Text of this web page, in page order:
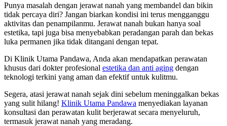
Punya masalah dengan jerawat nanah yang membandel dan bikin
tidak percaya diri? Jangan biarkan kondisi ini terus mengganggu
aktivitas dan penampilanmu. Jerawat nanah bukan hanya soal
estetika, tapi juga bisa menyebabkan peradangan parah dan bekas
luka permanen jika tidak ditangani dengan tepat.
Di Klinik Utama Pandawa, Anda akan mendapatkan perawatan
khusus dari dokter profesional estetika dan anti aging dengan
teknologi terkini yang aman dan efektif untuk kulitmu.
Segera, atasi jerawat nanah sejak dini sebelum meninggalkan bekas
yang sulit hilang! Klinik Utama Pandawa menyediakan layanan
konsultasi dan perawatan kulit berjerawat secara menyeluruh,
termasuk jerawat nanah yang meradang.